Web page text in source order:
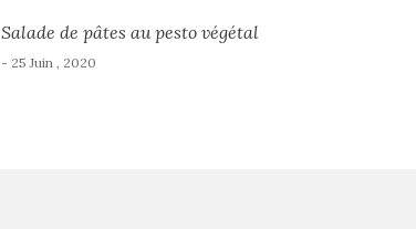
Salade de pâtes au pesto végétal
- 25 Juin , 2020